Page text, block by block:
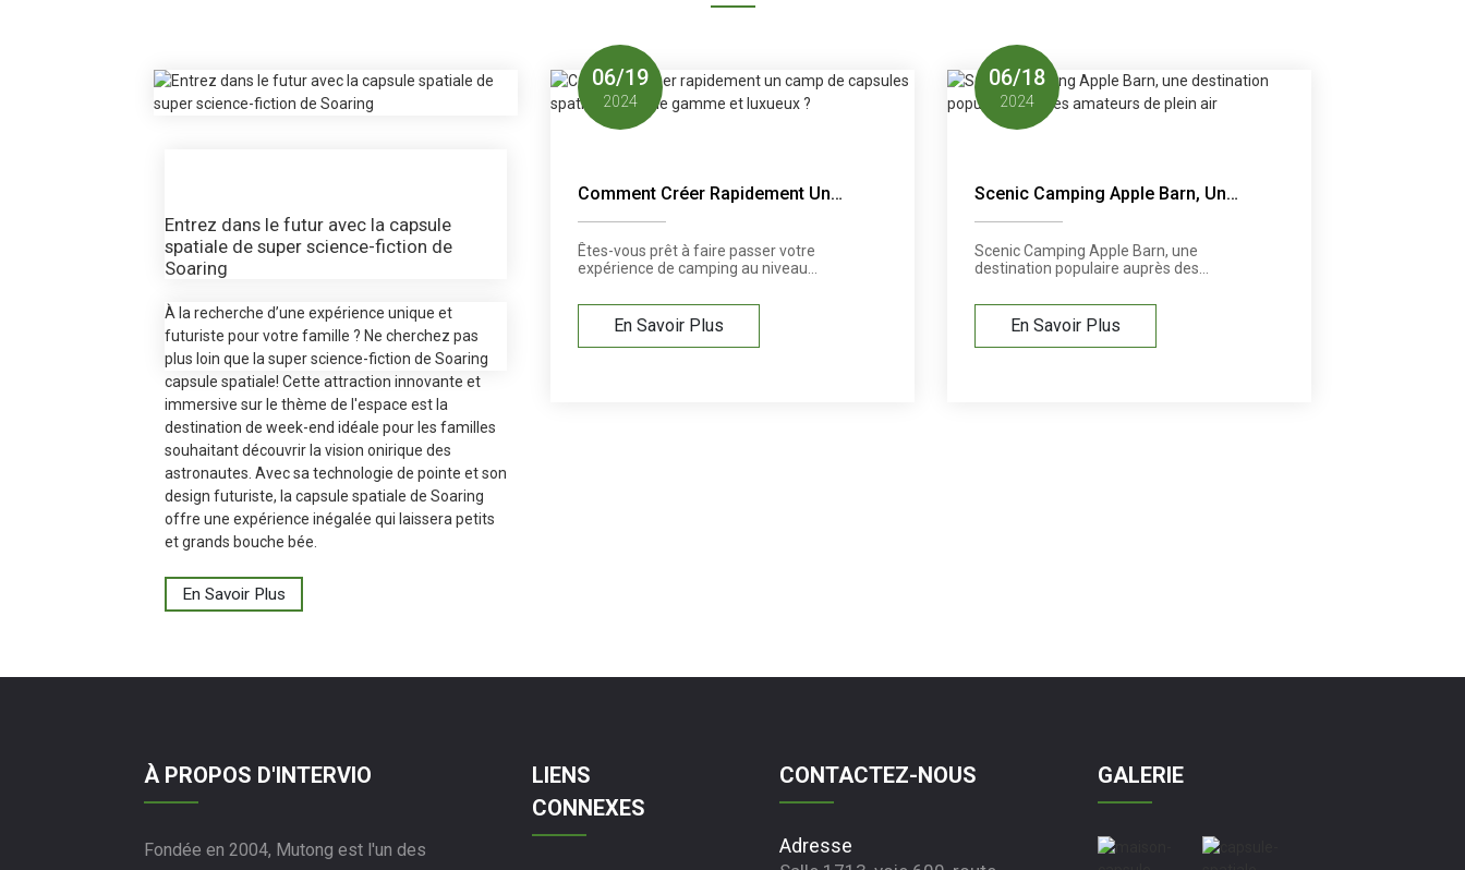
Entrez dans le futur avec la capsule
spatiale de super science-fiction de
Soaring
À la recherche d’une expérience unique et
futuriste pour votre famille ? Ne cherchez pas
plus loin que la super science-fiction de Soaring
capsule spatiale! Cette attraction innovante et
immersive sur le thème de l'espace est la
destination de week-end idéale pour les familles
souhaitant découvrir la vision onirique des
astronautes. Avec sa technologie de pointe et son
design futuriste, la capsule spatiale de Soaring
offre une expérience inégalée qui laissera petits
et grands bouche bée.
En Savoir Plus
06/19
2024
Comment Créer Rapidement Un
Êtes-vous prêt à faire passer votre
expérience de camping au niveau
étoile dans un camp capsule haut de
gamme alliant luxe et aventure. Avec
En Savoir Plus
06/18
2024
Scenic Camping Apple Barn, Une
Scenic Camping Apple Barn, une
destination populaire auprès des
nouveau partenariat avec une
entreprise leader dans la conception de
En Savoir Plus
À PROPOS D'INTERVIO
Fondée en 2004, Mutong est l'un des
LIENS
CONNEXES
CONTACTEZ-NOUS
Adresse
GALERIE